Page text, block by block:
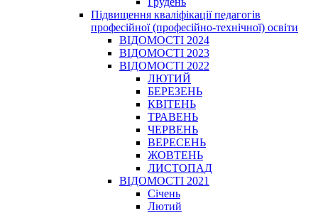
Підвищення кваліфікації педагогів
професійної (професійно-технічної) освіти
ВІДОМОСТІ 2024
ВІДОМОСТІ 2023
ВІДОМОСТІ 2022
ЛЮТИЙ
БЕРЕЗЕНЬ
КВІТЕНЬ
ТРАВЕНЬ
ЧЕРВЕНЬ
ВЕРЕСЕНЬ
ЖОВТЕНЬ
ЛИСТОПАД
ВІДОМОСТІ 2021
Січень
Лютий